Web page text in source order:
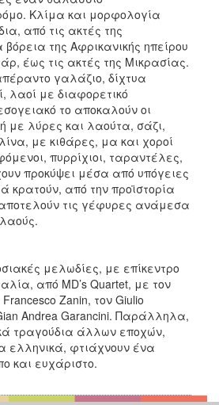
Κλίμα και μορφολογία
από τις ακτές της
της Αφρικανικής ηπείρου
έως τις ακτές της Μικρασίας.
γαλάζιο, δίχτυα
λαοί με διαφορετικό
το αποκαλούν οι
με λύρες και λαούτα, σάζι,
με κιθάρες, μα και χοροί
πυρρίχιοι, ταραντέλες,
προκύψει μέσα από υπόγειες
κρατούν, από την προϊστορία
τις γέφυρες ανάμεσα
μελωδίες, με επίκεντρο
από MD’s Quartet, με τον
Zanin, τον Giulio
Andrea Garancini. Παράλληλα,
τραγούδια άλλων εποχών,
ελληνικά, φτιάχνουν ένα
και ευχάριστο.